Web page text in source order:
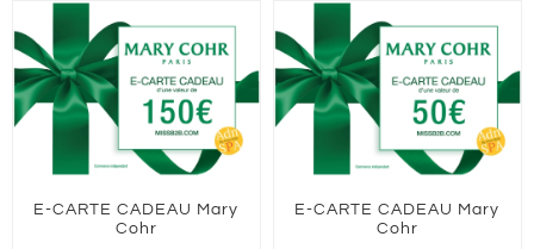
E-CARTE CADEAU Mary
Cohr
E-CARTE CADEAU Mary
Cohr